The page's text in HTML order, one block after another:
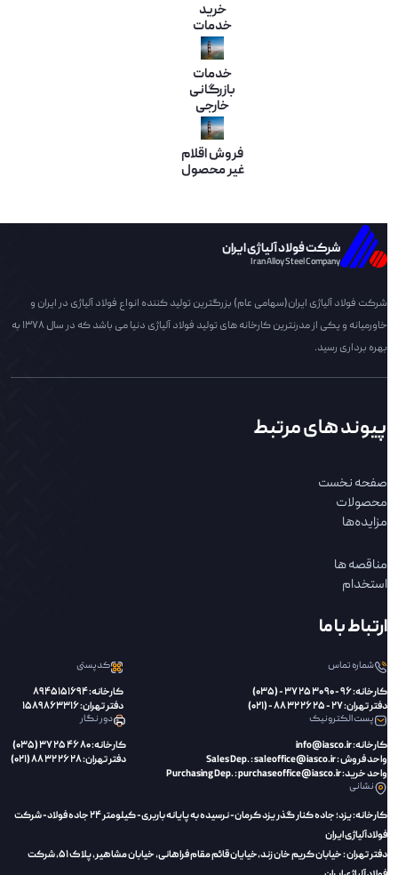
خرید
خدمات
خدمات
بازرگانی
خارجی
فروش اقلام
غیر محصول
شرکت فولاد آلیاژی ایران
Iran Alloy Steel Company
شرکت فولاد آلیاژی ایران(سهامی عام) بزرگترین تولید کننده انواع فولاد آلیاژی در ایران و
خاورمیانه و یکی از مدرنترین کارخانه های تولید فولاد آلیاژی دنیا می باشد که در سال 1378 به
بهره برداری رسید.
پیوند های مرتبط
صفحه نخست
محصولات
مزایده‌ها
مناقصه ها
استخدام
ارتباط با ما
شماره تماس
کارخانه: 96 - 90 30 25 37 - (035)
دفتر تهران: 27 - 25 26 32 88 - (021)
کدپستی
کارخانه: 8945151694
دفتر تهران: 1589863316
پست الکترونیک
کارخانه: info@iasco.ir
واحد فروش : Sales Dep. : saleoffice@iasco.ir
واحد خرید: Purchasing Dep. : purchaseoffice@iasco.ir
دور نگار
کارخانه: 80 46 25 37 (035)
دفتر تهران: 28 26 32 88 (021)
نشانی
کارخانه: یزد؛ جاده کنار گذر یزد کرمان- نرسیده به پایانه باربری- کیلومتر 24 جاده فولاد- شرکت
فولادآلیاژی ایران
دفتر تهران : خیابان کریم خان زند،‌خیایان قائم مقام فراهانی، خیابان مشاهیر، پلاک 51، شرکت